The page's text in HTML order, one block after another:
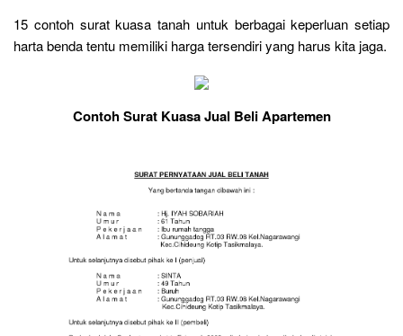
15 contoh surat kuasa tanah untuk berbagai keperluan setiap
harta benda tentu memiliki harga tersendiri yang harus kita jaga.
Contoh Surat Kuasa Jual Beli Apartemen